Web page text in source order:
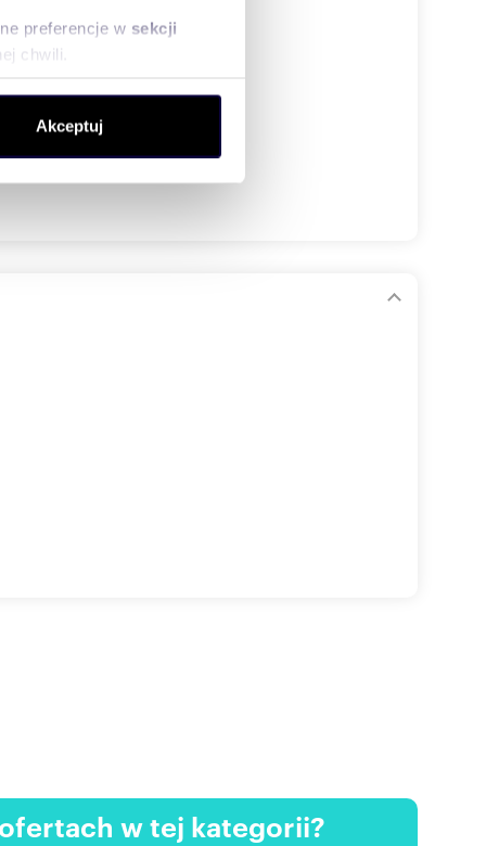
preferencje w sekcji
chwili.
społecznościowym,
od Ciebie lub
Akceptuj
w tej kategorii?